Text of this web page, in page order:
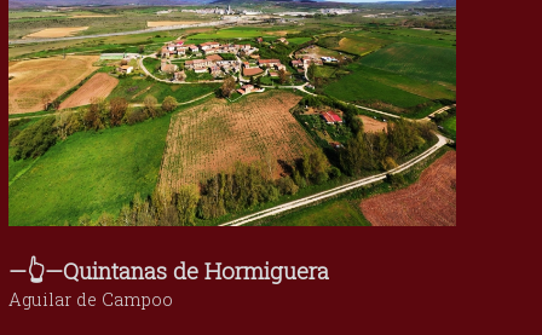
—👆—Quintanas de Hormiguera
Aguilar de Campoo